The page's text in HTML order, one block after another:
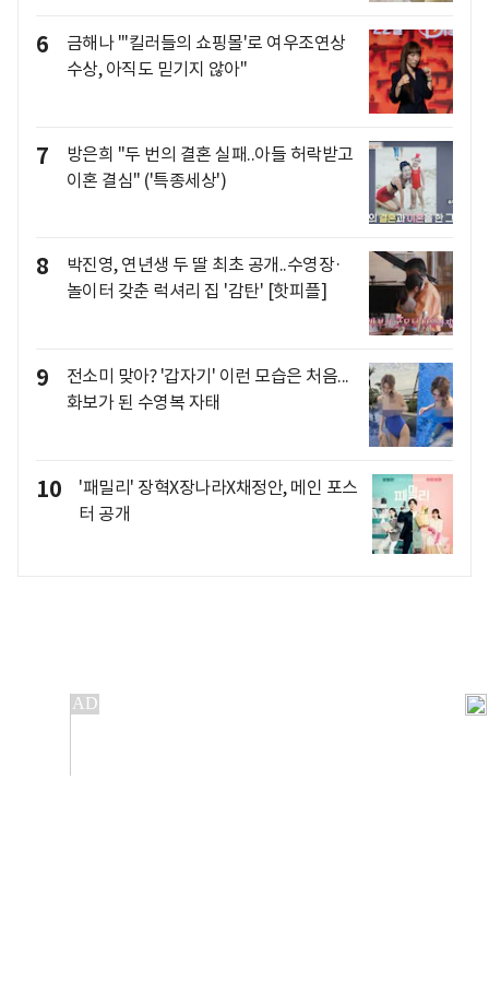
6
금해나 "'킬러들의 쇼핑몰'로 여우조연상
수상, 아직도 믿기지 않아"
7
방은희 "두 번의 결혼 실패..아들 허락받고
이혼 결심" ('특종세상')
8
박진영, 연년생 두 딸 최초 공개..수영장·
놀이터 갖춘 럭셔리 집 '감탄' [핫피플]
9
전소미 맞아? '갑자기' 이런 모습은 처음...
화보가 된 수영복 자태
10
'패밀리' 장혁X장나라X채정안, 메인 포스
터 공개